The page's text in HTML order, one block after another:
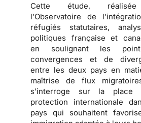
Cette étude,
l’Observatoire de
réfugiés statutaires,
politiques française et
en soulignant les
convergences et de
entre les deux pays en
maîtrise deflux
s’interroge sur la
protection internationale
pays qui souhaitent